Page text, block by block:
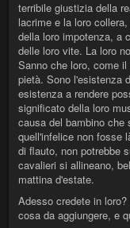
terribile giustizia della
lacrime e la loro
della loro impotenza, a
delle loro vite. La loro
Sanno che loro, come
pietà. Sono l'esistenza
esistenza a rendere
significato della loro
causa del bambino
quell'infelice non fosse
di flauto, non potrebbe
cavalieri si allineano,
mattina d'estate.
Adesso credete in
cosa da aggiungere, e